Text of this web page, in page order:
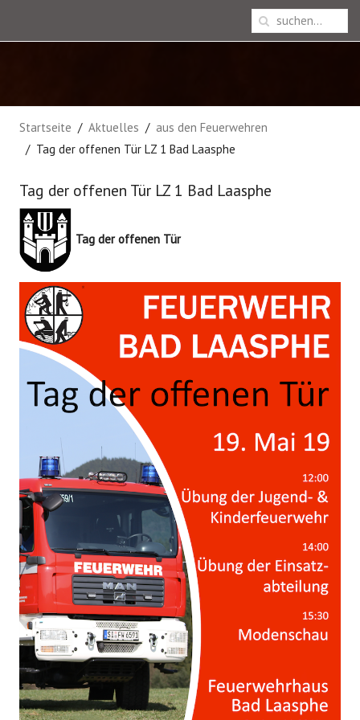
Startseite Aktuelles
aus den Feuerwehren
Tag der offenen Tür LZ 1 Bad Laasphe
Tag der offenen Tür LZ 1 Bad Laasphe
Tag der offenen Tür